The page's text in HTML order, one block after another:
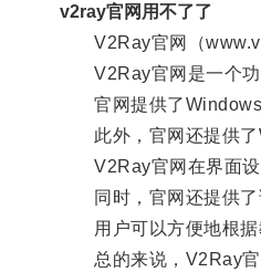
v2ray官网用不了了
V2Ray官网（
V2Ray官网是一个功
官网提供了Windows
此外，官网还提供了
V2Ray官网在界面设
同时，官网还提供了
用户可以方便地根据
总的来说，V2Ray官